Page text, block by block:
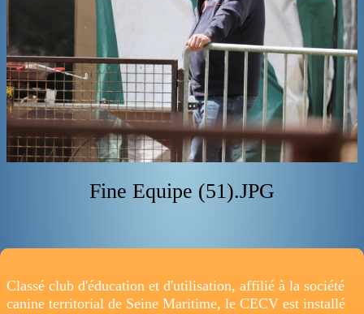
Fine Equipe (51).JPG
Classé club d'éducation et d'utilisation, affilié à la société
canine territorial de Seine Maritime, le CECV est installé